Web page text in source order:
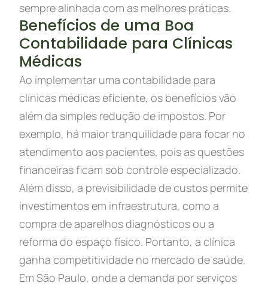
sempre alinhada com as melhores práticas.
Benefícios de uma Boa
Contabilidade para Clínicas
Médicas
Ao implementar uma contabilidade para
clínicas médicas eficiente, os benefícios vão
além da simples redução de impostos. Por
exemplo, há maior tranquilidade para focar no
atendimento aos pacientes, pois as questões
financeiras ficam sob controle especializado.
Além disso, a previsibilidade de custos permite
investimentos em infraestrutura, como a
compra de aparelhos diagnósticos ou a
reforma do espaço físico. Portanto, a clínica
ganha competitividade no mercado de saúde.
Em São Paulo, onde a demanda por serviços